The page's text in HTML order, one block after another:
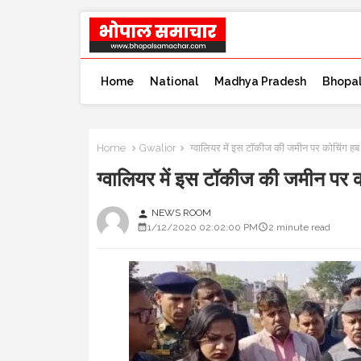
Home National Madhya Pradesh Bhopal
Home Gwalior ग्वालियर में इस टॉकीज की जमीन पर कोचिंग
ग्वालियर में इस टॉकीज की जमीन
person NEWS ROOM
1/12/2020 02:02:00 PM
2 minute read